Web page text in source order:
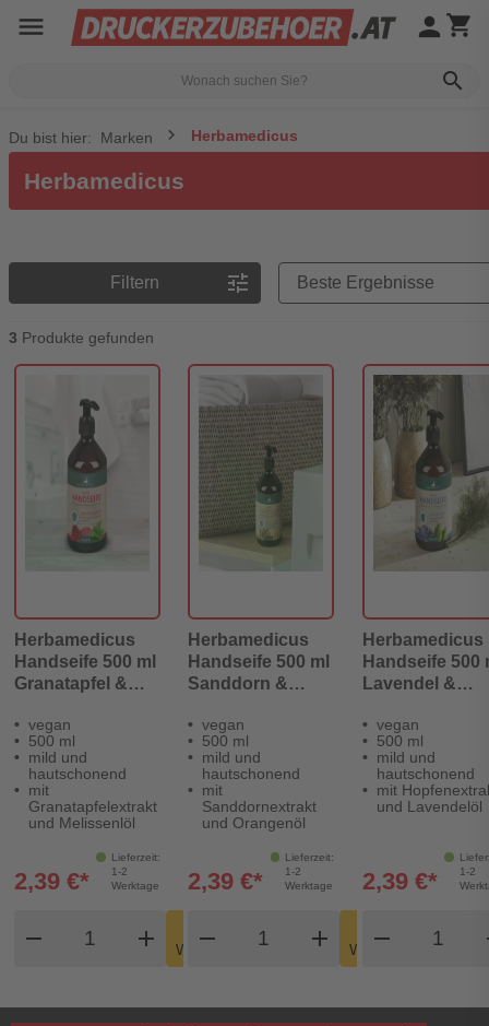
menu
search
person shopping_cart
Du bist hier: Marken Herbamedicus
Herbamedicus
Filtern tune
Preisreihenfolge
3 Produkte gefunden
Herbamedicus
Handseife 500 ml
Granatapfel &
vegan
500 ml
mild und
hautschonend
mit
Granatapfelextrakt
und Melissenlöl
Lieferzeit:
1-2
Werktage
2,39 €*
remove add
Warenkorb
shopping_cart
Herbamedicus
Handseife 500 ml
Sanddorn &
vegan
500 ml
mild und
hautschonend
mit
Sanddornextrakt
und Orangenöl
Lieferzeit:
1-2
Werktage
2,39 €*
remove add
Warenkorb
shopping_cart
Herbamedicus
Handseife 500
Lavendel &
vegan
500 ml
mild und
hautschonend
mit
und Lavendelöl
1-2
2,39 €*
remove